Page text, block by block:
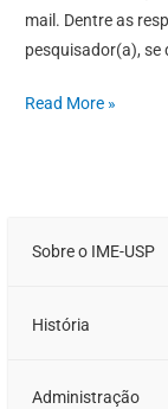
Sobre o IME-USP
História
Administração
mail. Dentre as
pesquisador(a), se
Read More »